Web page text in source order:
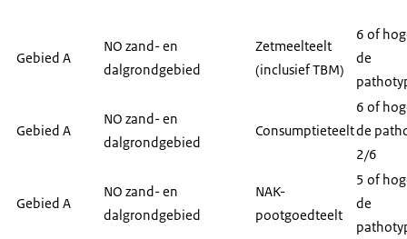
Gebied A
NO zand- en
dalgrondgebied
Zetmeelteelt
(inclusief TBM)
6 of
de
Gebied A
NO zand- en
dalgrondgebied
Consumptieteelt
6 of
de
2/6
Gebied A
NO zand- en
dalgrondgebied
NAK-
pootgoedteelt
5 of
de